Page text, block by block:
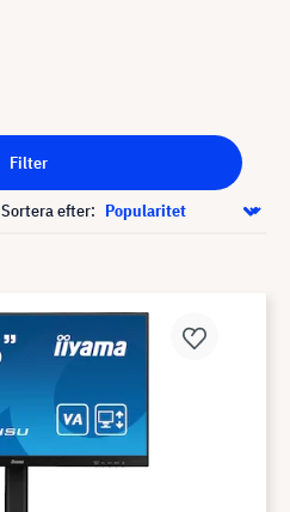
Filter
Sortera efter: